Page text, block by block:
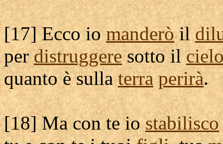
[17] Ecco iomanderòil
perdistruggeresotto il
quanto è sullaterra perirà.
[18] Ma con te iostabilisco